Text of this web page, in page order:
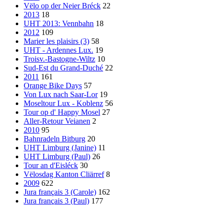
Vëlo op der Neier Bréck 22
2013 18
UHT 2013: Vennbahn 18
2012 109
Marier les plaisirs (3) 58
UHT - Ardennes Lux. 19
Troisv.-Bastogne-Wiltz 10
Sud-Est du Grand-Duché 22
2011 161
Orange Bike Days 57
Von Lux nach Saar-Lor 19
Moseltour Lux - Koblenz 56
Tour op d' Happy Mosel 27
Aller-Retour Veianen 2
2010 95
Bahnradeln Bitburg 20
UHT Limburg (Janine) 11
UHT Limburg (Paul) 26
Tour an d'Eisléck 30
Vëlosdag Kanton Cliärref 8
2009 622
Jura français 3 (Carole) 162
Jura français 3 (Paul) 177